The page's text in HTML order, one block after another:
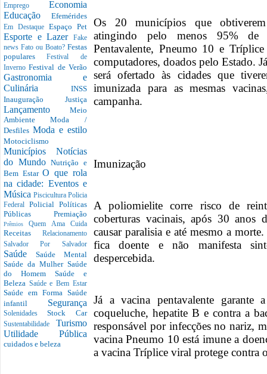
Emprego Economia
Educação Efemérides
Em Destaque Espaço Pet
Esporte e Lazer
Fake
news Fato ou Boato? Festas
popularesFestival de
InvernoFestival de Verão
Gastronomia e
Culinária INSS
Inauguração Justiça
Lançamento Meio
AmbienteModa /
Desfiles Moda e estilo
Motociclismo
Municípios Notícias
do MundoNutrição e
Bem EstarO que rola
na cidade: Eventos e
Música Piscicultura Policia
Federal Policial Políticas
Públicas Premiação
PrêmiosQuem Ama Cuida
Receitas Relacionamento
Salvador Por Salvador
Saúde Saúde Mental
Saúde da Mulher Saúde
do Homem Saúde e
Beleza Saúde e Bem Estar
Saúde em Forma Saúde
infantil Segurança
SolenidadesStock Car
Sustentabilidade Turismo
Utilidade Pública
cuidados e beleza
Os 20 municípios que
atingindo pelo menos 95% de
Pentavalente, Pneumo 10 e
computadores, doados pelo Estado.
será ofertado às cidades que
imunizada para as mesmas
campanha.
Imunização
A poliomielite corre risco de
coberturas vacinais, após 30 anos
causar paralisia e até mesmo a
fica doente e não manifesta
despercebida.
Já a vacina pentavalente garante
coqueluche, hepatite B e contra a
responsável por infecções no nariz,
vacina Pneumo 10 está imune a
a vacina Tríplice viral protege contra